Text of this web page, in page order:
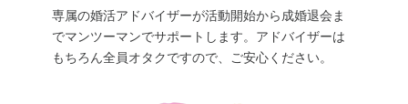
専属の婚活アドバイザーが活動開始から成婚退会ま
でマンツーマンでサポートします。アドバイザーは
もちろん全員オタクですので、ご安心ください。